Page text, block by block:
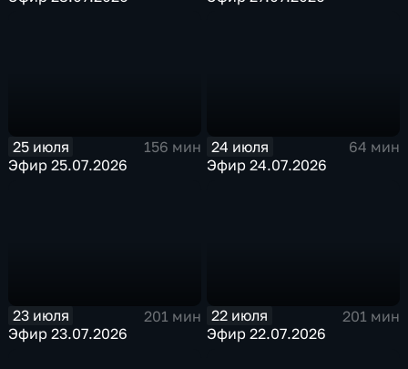
25 июля
156 мин
Эфир 25.07.2026
24 июля
64 мин
Эфир 24.07.2026
23 июля
201 мин
Эфир 23.07.2026
22 июля
201 мин
Эфир 22.07.2026